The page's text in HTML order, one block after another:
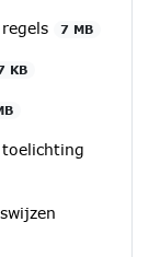
7 MB
KB